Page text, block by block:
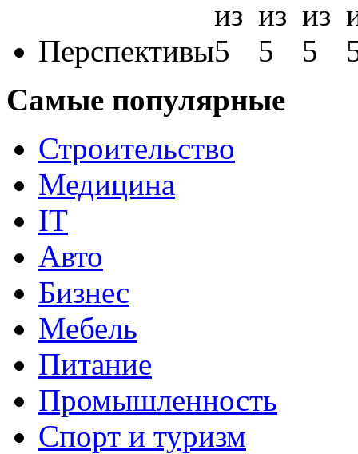
Перспективы
Самые популярные
Строительство
Медицина
IT
Авто
Бизнес
Мебель
Питание
Промышленность
Спорт и туризм